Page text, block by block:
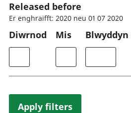
Released before
Er enghraifft: 2020 neu 01 07 2020
Diwrnod Mis Blwyddyn
Apply filters